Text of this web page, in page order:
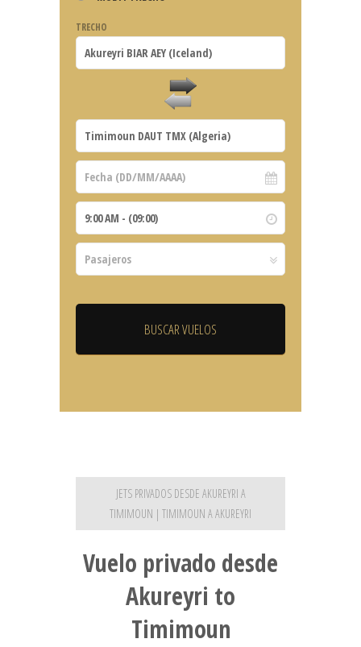
TRECHO
JETS PRIVADOS DESDE AKUREYRI A
TIMIMOUN | TIMIMOUN A AKUREYRI
Vuelo privado desde
Akureyri to
Timimoun